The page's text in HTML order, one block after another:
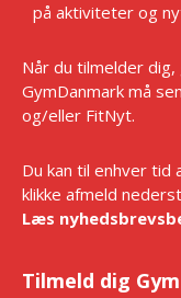
på aktiviteter og
Når du tilmelder
GymDanmark må
og/eller FitNyt.
Du kan til enhver tid
klikke afmeld
Læs
Tilmeld dig